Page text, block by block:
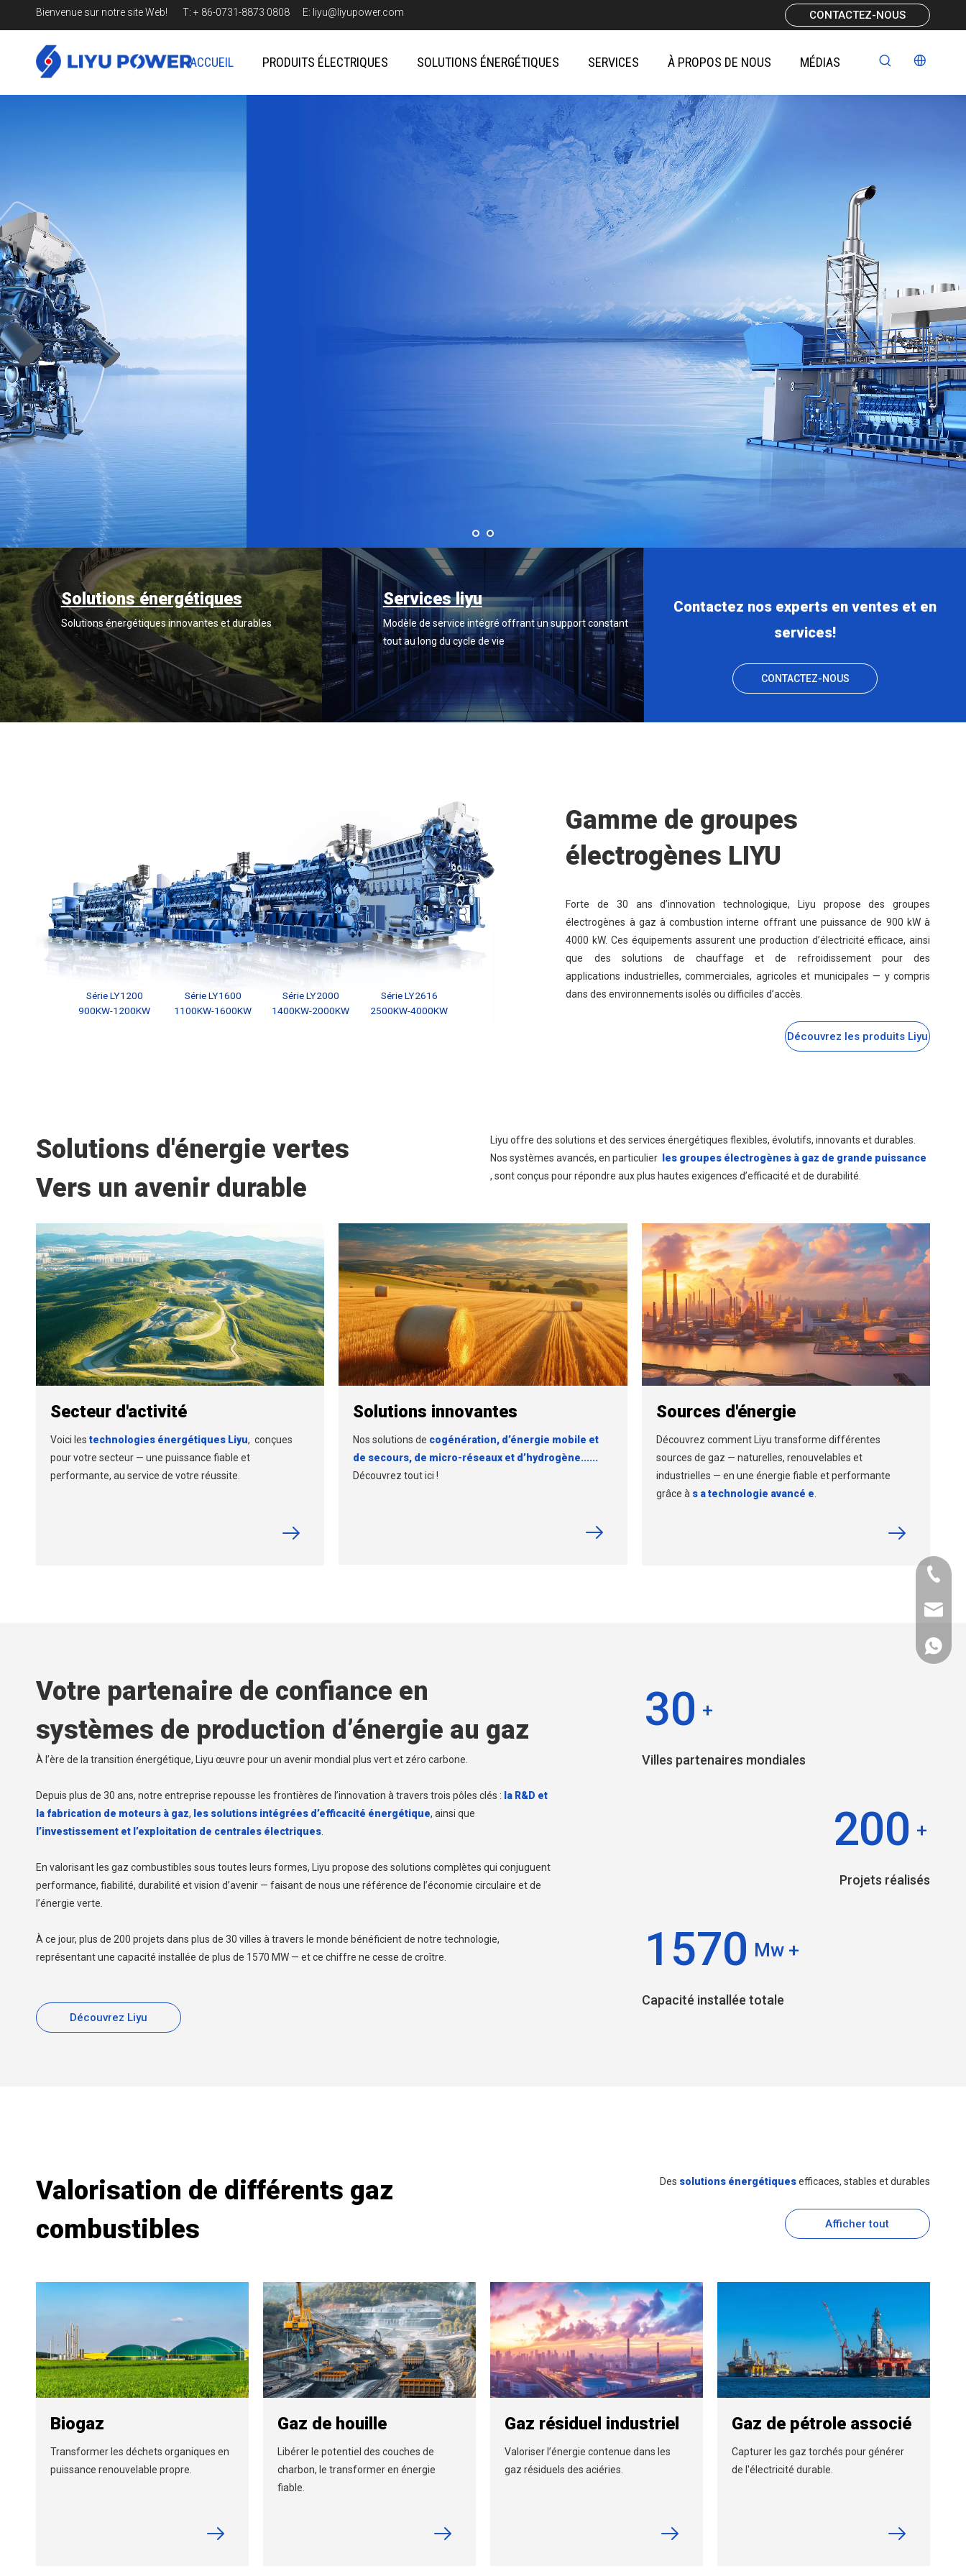
Bienvenue sur notre site Web! T: + 86-0731-8873 0808 E: liyu@liyupower.com CONTACTEZ-NOUS
ACCUEIL PRODUITS ÉLECTRIQUES SOLUTIONS ÉNERGÉTIQUES SERVICES À PROPOS DE NOUS MÉDIAS
Ère de la transition énergétique
LIYU - Leader des solutions énergétiques vertes
Solutions énergétiques
Solutions énergétiques innovantes et durables
Services liyu
Modèle de service intégré offrant un support constant
tout au long du cycle de vie
Contactez nos experts en ventes et en
services!
CONTACTEZ-NOUS
Série LY1200
900KW-1200KW
Série LY1600
1100KW-1600KW
Série LY2000
1400KW-2000KW
Série LY2616
2500KW-4000KW
Gamme de groupes
électrogènes LIYU
Forte de 30 ans d’innovation technologique, Liyu propose des groupes
électrogènes à gaz à combustion interne offrant une puissance de 900 kW à
4000 kW. Ces équipements assurent une production d’électricité efficace, ainsi
que des solutions de chauffage et de refroidissement pour des
applications industrielles, commerciales, agricoles et municipales — y compris
dans des environnements isolés ou difficiles d’accès.
Découvrez les produits Liyu
Solutions d'énergie vertes
Vers un avenir durable
Liyu offre des solutions et des services énergétiques flexibles, évolutifs, innovants et durables.
Nos systèmes avancés, en particulier
les groupes électrogènes à gaz de grande puissance
, sont conçus pour répondre aux plus hautes exigences d’efficacité et de durabilité.
Secteur d'activité
Voici les technologies énergétiques Liyu, conçues
pour votre secteur — une puissance fiable et
performante, au service de votre réussite.
Solutions innovantes
Nos solutions de cogénération, d’énergie mobile et
de secours, de micro-réseaux et d’hydrogène......
Découvrez tout ici !
Sources d'énergie
Découvrez comment Liyu transforme différentes
sources de gaz — naturelles, renouvelables et
industrielles — en une énergie fiable et performante
grâce à s a technologie avancé e
Votre partenaire de confiance en
systèmes de production d’énergie au gaz
À l’ère de la transition énergétique, Liyu œuvre pour un avenir mondial plus vert et zéro carbone.
Depuis plus de 30 ans, notre entreprise repousse les frontières de l’innovation à travers trois pôles clés : la R&D et
la fabrication de moteurs à gaz, les solutions intégrées d’efficacité énergétique, ainsi que
l’investissement et l’exploitation de centrales électriques
En valorisant les gaz combustibles sous toutes leurs formes, Liyu propose des solutions complètes qui conjuguent
performance, fiabilité, durabilité et vision d’avenir — faisant de nous une référence de l’économie circulaire et de
l’énergie verte.
À ce jour, plus de 200 projets dans plus de 30 villes à travers le monde bénéficient de notre technologie,
représentant une capacité installée de plus de 1570 MW — et ce chiffre ne cesse de croître.
Découvrez Liyu
30 +
Villes partenaires mondiales
200 +
Projets réalisés
1570 Mw +
Capacité installée totale
Valorisation de différents gaz
combustibles
Des solutions énergétiquesefficaces, stables et durables
Afficher tout
Biogaz
Transformer les déchets organiques en
puissance renouvelable propre.
Gaz de houille
Libérer le potentiel des couches de
charbon, le transformer en énergie
fiable.
Gaz résiduel industriel
Valoriser l’énergie contenue dans les
gaz résiduels des aciéries.
Gaz de pétrole associé
Capturer les gaz torchés pour générer
de l'électricité durable.
+ 86
Europe